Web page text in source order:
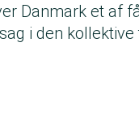
Danmark et af
i den kollektive